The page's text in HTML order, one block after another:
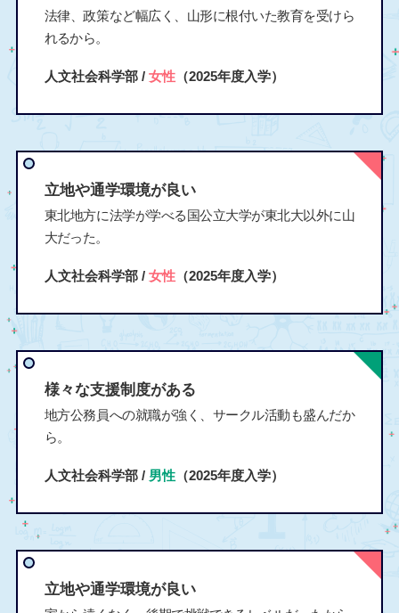
法律、政策など幅広く、山形に根付いた教育を受けら
れるから。
人文社会科学部 / 女性（2025年度入学）
立地や通学環境が良い
東北地方に法学が学べる国公立大学が東北大以外に山
大だった。
人文社会科学部 / 女性（2025年度入学）
様々な支援制度がある
地方公務員への就職が強く、サークル活動も盛んだか
ら。
人文社会科学部 / 男性（2025年度入学）
立地や通学環境が良い